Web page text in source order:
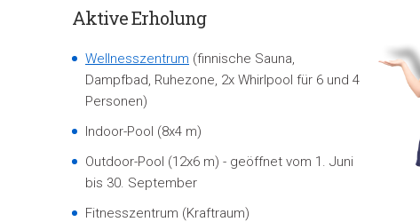
Aktive Erholung
Wellnesszentrum (finnische Sauna,
Dampfbad, Ruhezone, 2x Whirlpool für 6 und 4
Personen)
Indoor-Pool (8x4 m)
Outdoor-Pool (12x6 m) - geöffnet vom 1. Juni
bis 30. September
Fitnesszentrum (Kraftraum)